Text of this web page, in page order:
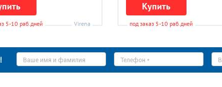
5-10 раб.дней Virena
Купить
под заказ 5-10 раб.дней
Ваше
имя
*
Телефон
*
E-
*